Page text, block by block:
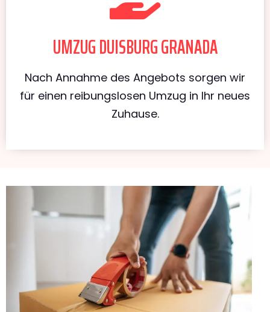
UMZUG DUISBURG GRANADA
Nach Annahme des Angebots sorgen wir
für einen reibungslosen Umzug in Ihr neues
Zuhause.